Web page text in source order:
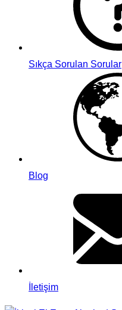
Sıkça Sorulan Sorular
Blog
İletişim